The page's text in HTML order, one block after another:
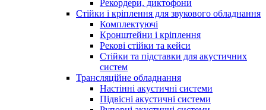
Рекордери, диктофони
Стійки і кріплення для звукового обладнання
Комплектуючі
Кронштейни і кріплення
Рекові стійки та кейси
Стійки та підставки для акустичних
систем
Трансляційне обладнання
Настінні акустичні системи
Підвісні акустичні системи